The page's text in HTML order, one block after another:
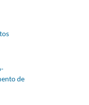
de